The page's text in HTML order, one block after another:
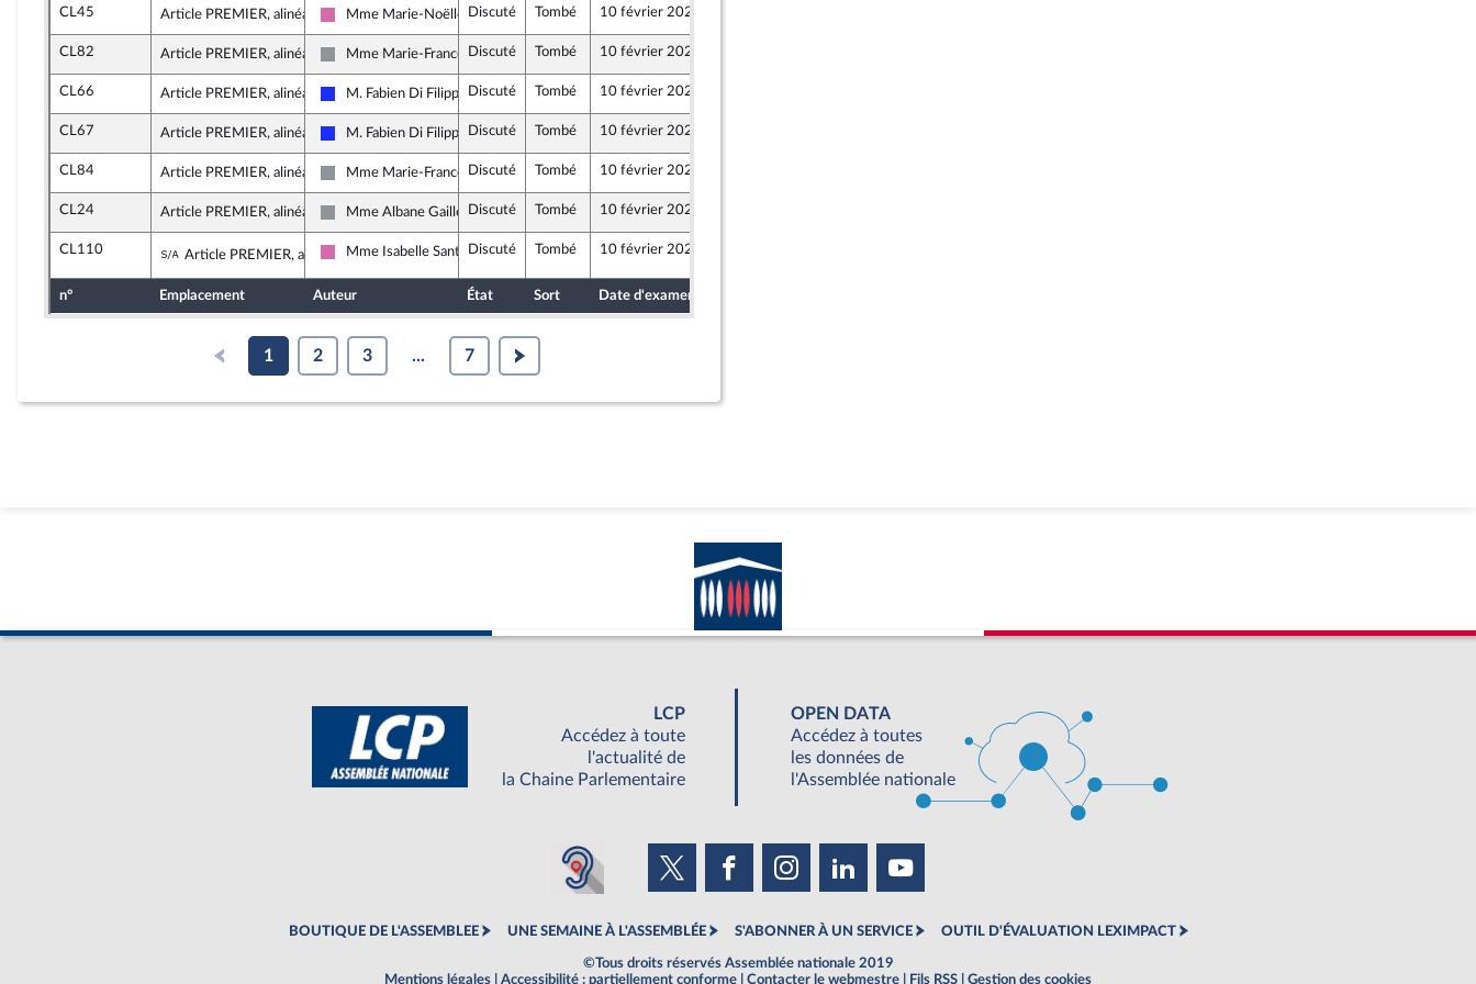
CL45 Article PREMIER, alinéa 2
Socialistes et apparentés
Mme Marie-Noëlle Battistel
Discuté Tombé 10 février 2021
CL82 Article PREMIER, alinéa 2
Non inscrit
Mme Marie-France Lorho
Discuté Tombé 10 février 2021
CL66 Article PREMIER, alinéa 2
Les Républicains
M. Fabien Di Filippo Discuté Tombé 10 février 2021
CL67 Article PREMIER, alinéa 2
Les Républicains
M. Fabien Di Filippo Discuté Tombé 10 février 2021
CL84 Article PREMIER, alinéa 2
Non inscrit
Mme Marie-France Lorho
Discuté Tombé 10 février 2021
CL24 Article PREMIER, alinéa 2
Non inscrit
Mme Albane Gaillot Discuté Tombé 10 février 2021
CL110 Sous-amendement de l'amendement n°CL24
Article PREMIER, alinéa 2Socialistes et apparentés
Mme Isabelle SantiagoDiscuté Tombé 10 février 2021
n° Emplacement Auteur État Sort Date d'examen
1 2 3 ... 7
LCP
Accédez à toute
l'actualité de
la Chaine Parlementaire
OPEN DATA
Accédez à toutes
les données de
l'Assemblée nationale
BOUTIQUE DE L'ASSEMBLEE UNE SEMAINE À L'ASSEMBLÉE S'ABONNER À UN SERVICE OUTIL D'ÉVALUATION LEXIMPACT
©Tous droits réservés Assemblée nationale 2019
Mentions légales
Accessibilité : partiellement conforme Contacter le webmestre Fils RSS Gestion des cookies